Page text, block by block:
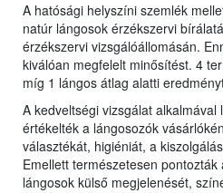
A hatósági helyszíni szemlék
natúr lángosok érzékszervi
érzékszervi vizsgálóállomásán.
kiválóan megfelelt minősítést. 4
míg 1 lángos átlag alatti
A kedveltségi vizsgálat alkalmával
értékelték a lángosozók
választékát, higiéniát, a
Emellett természetesen
lángosok külső megjelenését,